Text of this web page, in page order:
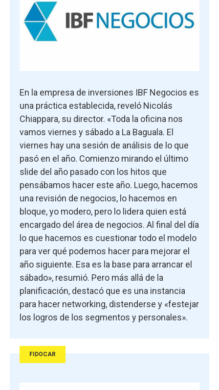
En la empresa de inversiones IBF Negocios es
una práctica establecida, reveló Nicolás
Chiappara, su director. «Toda la oficina nos
vamos viernes y sábado a La Baguala. El
viernes hay una sesión de análisis de lo que
pasó en el año. Comienzo mirando el último
slide del año pasado con los hitos que
pensábamos hacer este año. Luego, hacemos
una revisión de negocios, lo hacemos en
bloque, yo modero, pero lo lidera quien está
encargado del área de negocios. Al final del día
lo que hacemos es cuestionar todo el modelo
para ver qué podemos hacer para mejorar el
año siguiente. Esa es la base para arrancar el
sábado», resumió. Pero más allá de la
planificación, destacó que es una instancia
para hacer networking, distenderse y «festejar
los logros de los segmentos y personales».
FIDOCAR